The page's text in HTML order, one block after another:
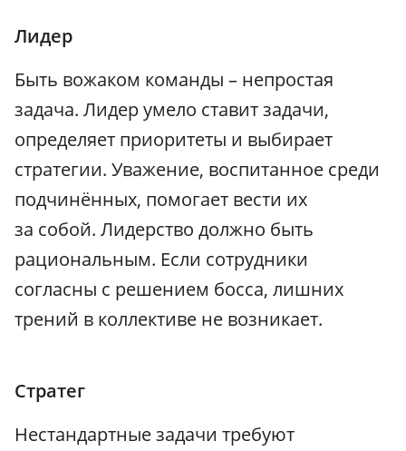
Лидер
Быть вожаком команды – непростая
задача. Лидер умело ставит задачи,
определяет приоритеты и выбирает
стратегии. Уважение, воспитанное среди
подчинённых, помогает вести их
за собой. Лидерство должно быть
рациональным. Если сотрудники
согласны с решением босса, лишних
трений в коллективе не возникает.
Стратег
Нестандартные задачи требуют